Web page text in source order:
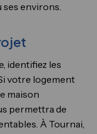
ses environs.
identifiez les
votre logement
maison
permettra de
À Tournai,